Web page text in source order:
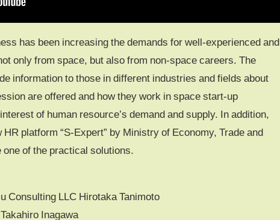
has been increasing the demands for well-experienced and
only from space, but also from non-space careers. The
information to those in different industries and fields about
are offered and how they work in space start-up
of human resource’s demand and supply. In addition,
platform “S-Expert” by Ministry of Economy, Trade and
of the practical solutions.
Consulting LLC Hirotaka Tanimoto
Inagawa